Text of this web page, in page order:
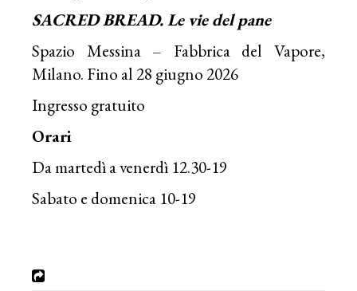
SACRED BREAD. Le vie del pane
Spazio Messina – Fabbrica del Vapore,
Milano. Fino al 28 giugno 2026
Ingresso gratuito
Orari
Da martedì a venerdì 12.30-19
Sabato e domenica 10-19